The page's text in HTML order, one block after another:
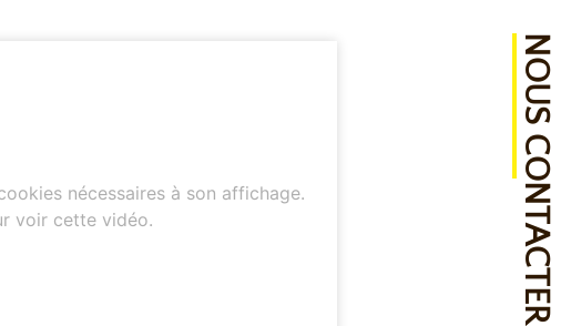
NOUS CONTACTER
nécessaires à son affichage.
voir cette vidéo.